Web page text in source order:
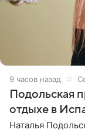
9 часов назад
Подольская
отдыхе в
Наталья